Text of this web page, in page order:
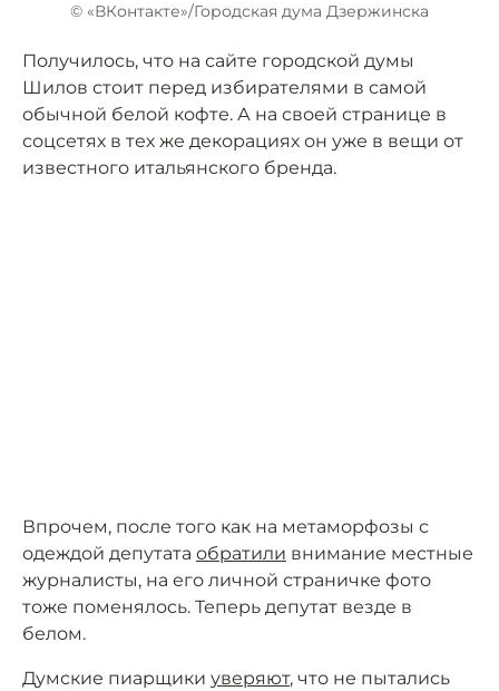
© «ВКонтакте»/Городская дума Дзержинска
Получилось, что на сайте городской думы
Шилов стоит перед избирателями в самой
обычной белой кофте. А на своей странице в
соцсетях в тех же декорациях он уже в вещи от
известного итальянского бренда.
Впрочем, после того как на метаморфозы с
одеждой депутата обратили внимание местные
журналисты, на его личной страничке фото
тоже поменялось. Теперь депутат везде в
белом.
Думские пиарщики уверяют, что не пытались